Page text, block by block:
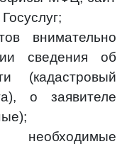
внимательно
сведения об
(кадастровый
о заявителе
необходимые